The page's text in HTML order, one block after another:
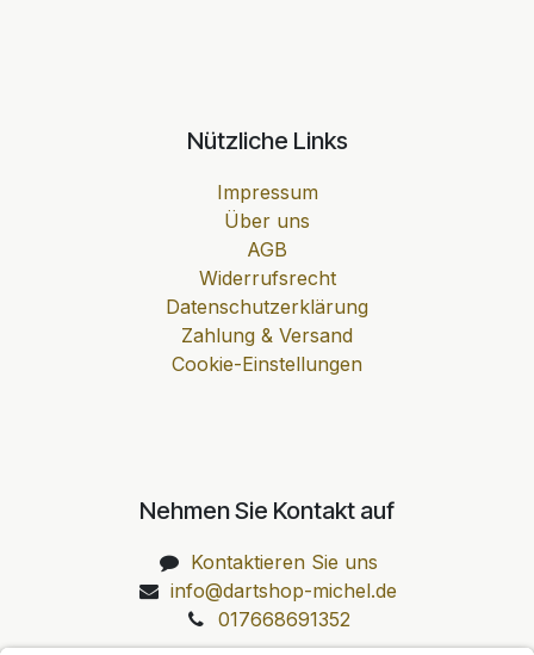
Nützliche Links
Impressum
Über uns
AGB
Widerrufsrecht
Datenschutzerklärung
Zahlung & Versand
Cookie-Einstellungen
Nehmen Sie Kontakt auf
Kontaktieren Sie uns
info@dartshop-michel.de
017668691352